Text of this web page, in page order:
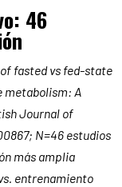
46
of fasted vs fed-state
metabolism: A
Journal of
N=46 estudios
más amplia
entrenamiento